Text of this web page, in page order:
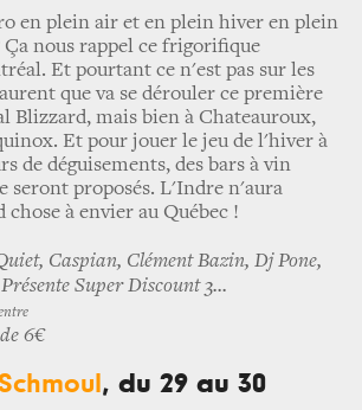
en plein air et en plein hiver en plein
Ça nous rappel ce frigorifique
Et pourtant ce n'est pas sur les
que va se dérouler ce première
Blizzard, mais bien à Chateauroux,
Et pour jouer le jeu de l'hiver à
de déguisements, des bars à vin
seront proposés. L'Indre n'aura
chose à envier au Québec !
Caspian, Clément Bazin, Dj Pone,
Super Discount 3...
6€
, du 29 au 30